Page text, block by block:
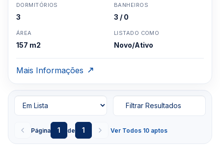
DORMITÓRIOS
3
BANHEIROS
3 / 0
ÁREA
157 m2
LISTADO COMO
Novo/Ativo
Mais Informações
Página 1 de 1 Ver Todos 10 aptos
Filtrar Resultados